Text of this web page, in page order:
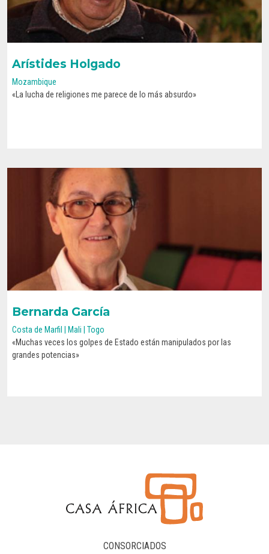
Arístides Holgado
Mozambique
«La lucha de religiones me parece de lo más absurdo»
CONOCE SU HISTORIA
Bernarda García
Costa de Marfil | Mali | Togo
«Muchas veces los golpes de Estado están manipulados por las
grandes potencias»
CONOCE SU HISTORIA
CONSORCIADOS